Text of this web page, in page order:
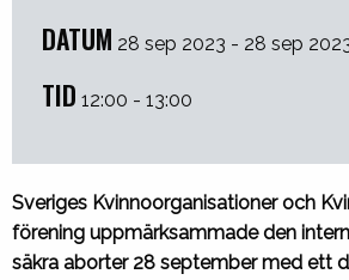
DATUM 28 sep 2023 - 28 sep
TID 12:00 - 13:00
Sveriges Kvinnoorganisationer och
förening uppmärksammade den
säkra aborter 28 september med ett